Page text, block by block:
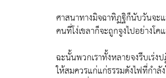
ศาสนาทางมิจฉาทิฏฐิก็นับวันจะ
คนที่โง่เขลาก็จะถูกจูงไปอย่าง
ฉะนั้นพวกเราทั้งหลายจงรีบเร่ง
ให้สมควรแก่แก่ธรรมดังไฟที่กำลั